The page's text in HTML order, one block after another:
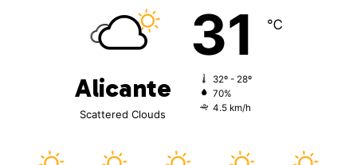
Alicante
Scattered Clouds
31 ℃
32º - 28º
70%
4.5 km/h